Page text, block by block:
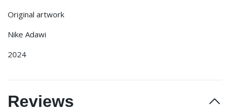
Original artwork
Nike Adawi
2024
Reviews